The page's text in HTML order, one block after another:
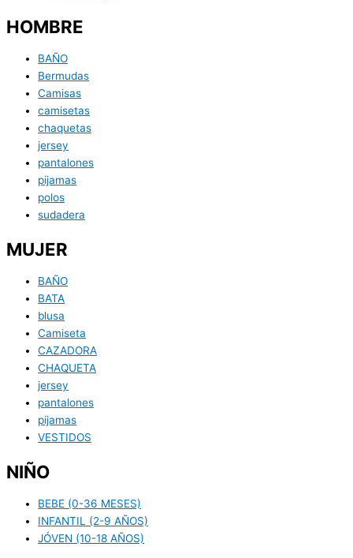
HOMBRE
BAÑO
Bermudas
Camisas
camisetas
chaquetas
jersey
pantalones
pijamas
polos
sudadera
MUJER
BAÑO
BATA
blusa
Camiseta
CAZADORA
CHAQUETA
jersey
pantalones
pijamas
VESTIDOS
NIÑO
BEBE (0-36 MESES)
INFANTIL (2-9 AÑOS)
JÓVEN (10-18 AÑOS)